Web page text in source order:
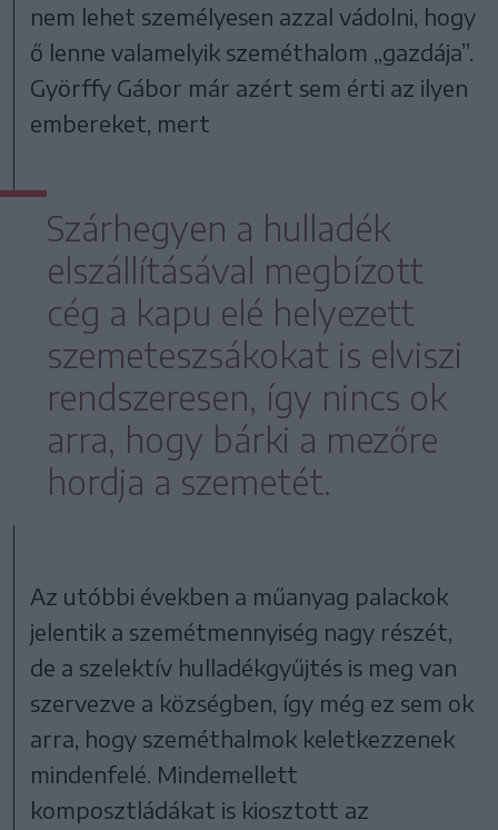
nem lehet személyesen azzal vádolni, hogy
ő lenne valamelyik szeméthalom „gazdája”.
Györffy Gábor már azért sem érti az ilyen
embereket, mert
Szárhegyen a hulladék
elszállításával megbízott
cég a kapu elé helyezett
szemeteszsákokat is elviszi
rendszeresen, így nincs ok
arra, hogy bárki a mezőre
hordja a szemetét.
Az utóbbi években a műanyag palackok
jelentik a szemétmennyiség nagy részét,
de a szelektív hulladékgyűjtés is meg van
szervezve a községben, így még ez sem ok
arra, hogy szeméthalmok keletkezzenek
mindenfelé. Mindemellett
komposztládákat is kiosztott az